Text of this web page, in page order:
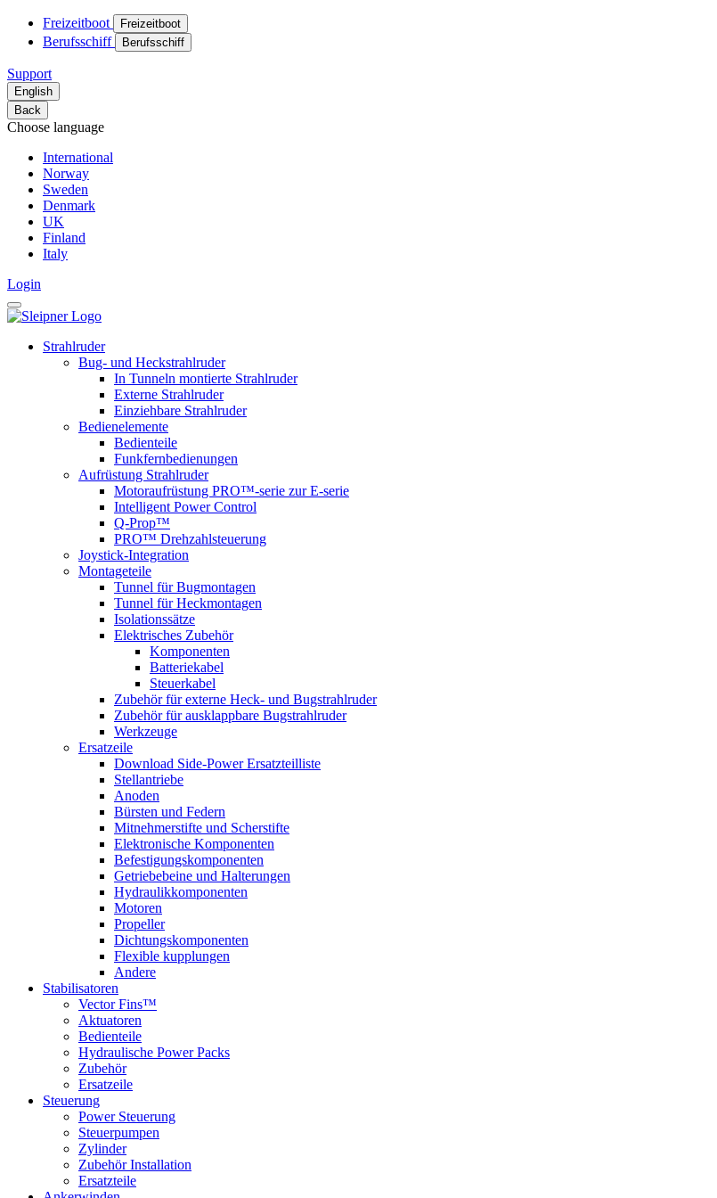
Freizeitboot Freizeitboot
Berufsschiff Berufsschiff
Support
English
Back
Choose language
International
Norway
Sweden
Denmark
UK
Finland
Italy
Login
Strahlruder
Bug- und Heckstrahlruder
In Tunneln montierte Strahlruder
Externe Strahlruder
Einziehbare Strahlruder
Bedienelemente
Bedienteile
Funkfernbedienungen
Aufrüstung Strahlruder
Motoraufrüstung PRO™-serie zur E-serie
Intelligent Power Control
Q-Prop™
PRO™ Drehzahlsteuerung
Joystick-Integration
Montageteile
Tunnel für Bugmontagen
Tunnel für Heckmontagen
Isolationssätze
Elektrisches Zubehör
Komponenten
Batteriekabel
Steuerkabel
Zubehör für externe Heck- und Bugstrahlruder
Zubehör für ausklappbare Bugstrahlruder
Werkzeuge
Ersatzeile
Download Side-Power Ersatzteilliste
Stellantriebe
Anoden
Bürsten und Federn
Mitnehmerstifte und Scherstifte
Elektronische Komponenten
Befestigungskomponenten
Getriebebeine und Halterungen
Hydraulikkomponenten
Motoren
Propeller
Dichtungskomponenten
Flexible kupplungen
Andere
Stabilisatoren
Vector Fins™
Aktuatoren
Bedienteile
Hydraulische Power Packs
Zubehör
Ersatzeile
Steuerung
Power Steuerung
Steuerpumpen
Zylinder
Zubehör Installation
Ersatzteile